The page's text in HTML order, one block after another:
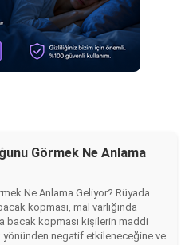
Görmek Ne Anlama
Ne Anlama Geliyor? Rüyada
kopması, mal varlığında
bacak kopması kişilerin maddi
yönünden negatif etkileneceğine ve